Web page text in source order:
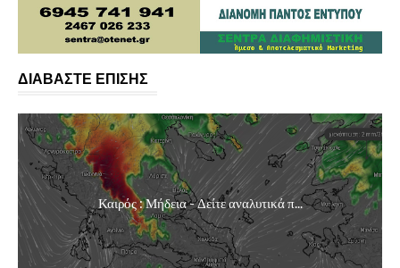
ΔΙΑΒΑΣΤΕ ΕΠΙΣΗΣ
Καιρός : Μήδεια - Δείτε αναλυτικά π...